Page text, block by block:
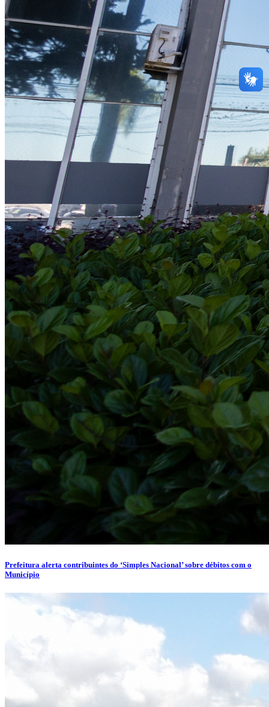
Prefeitura alerta contribuintes do ‘Simples Nacional’ sobre débitos com o
Município